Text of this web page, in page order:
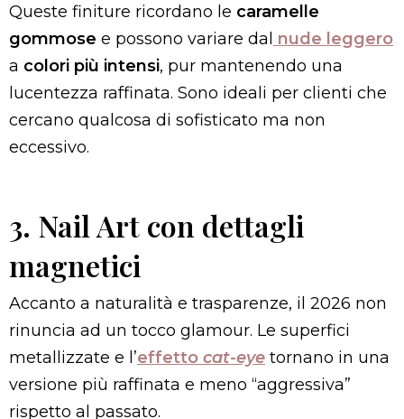
Queste finiture ricordano le caramelle
gommose e possono variare dal nude leggero
a colori più intensi, pur mantenendo una
lucentezza raffinata. Sono ideali per clienti che
cercano qualcosa di sofisticato ma non
eccessivo.
3. Nail Art con dettagli
magnetici
Accanto a naturalità e trasparenze, il 2026 non
rinuncia ad un tocco glamour. Le superfici
metallizzate e l’effetto cat-eye tornano in una
versione più raffinata e meno “aggressiva”
rispetto al passato.